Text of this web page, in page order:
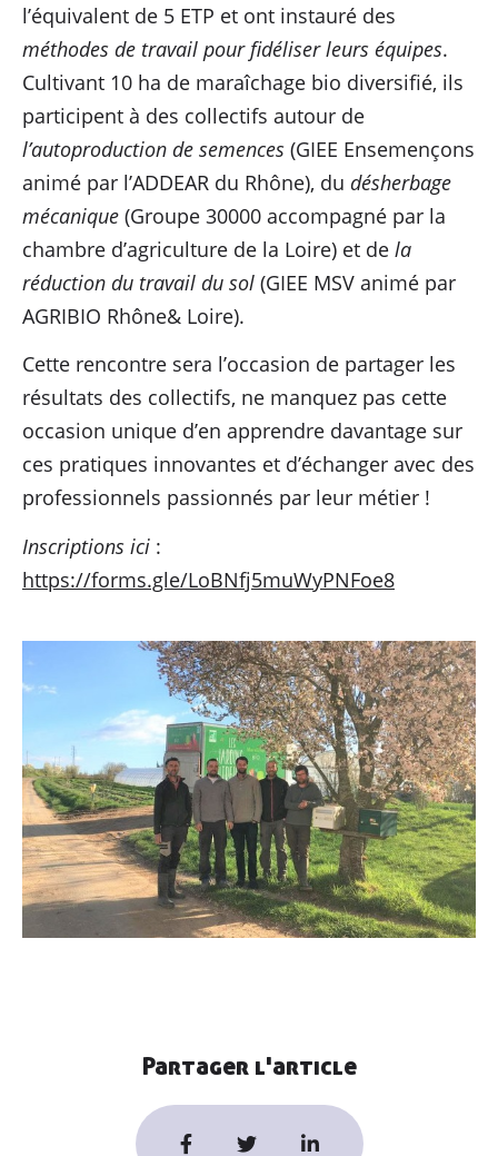
l’équivalent de 5 ETP et ont instauré des
méthodes de travail pour fidéliser leurs équipes.
Cultivant 10 ha de maraîchage bio diversifié, ils
participent à des collectifs autour de
l’autoproduction de semences (GIEE Ensemençons
animé par l’ADDEAR du Rhône), du désherbage
mécanique (Groupe 30000 accompagné par la
chambre d’agriculture de la Loire) et de la
réduction du travail du sol (GIEE MSV animé par
AGRIBIO Rhône& Loire).
Cette rencontre sera l’occasion de partager les
résultats des collectifs, ne manquez pas cette
occasion unique d’en apprendre davantage sur
ces pratiques innovantes et d’échanger avec des
professionnels passionnés par leur métier !
Inscriptions ici :
https://forms.gle/LoBNfj5muWyPNFoe8
Partager l'article